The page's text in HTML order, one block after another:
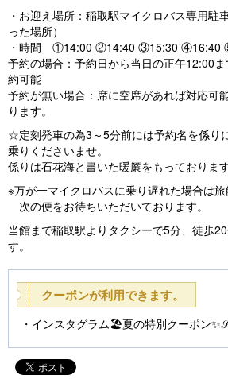
・お迎え場所：稲取駅マイクロバス専用駐
った場所）
・時間 ①14:00 ②14:40 ③15:30 ④16:40
予約の場合：予約日から当日の正午12:00
約可能
予約が無い場合：席に空席があれば対応可
ります。
☆定刻発車の為3～5分前には予約名を係り
乗りくださいませ。
係りは石花海と書いた暖簾をもっております
※万が一マイクロバスに乗り遅れた場合は旅
次の便をお待ちいただいております。
当館まで稲取駅よりタクシーで5分、徒歩
す。
クーポンが利用できます。
インスタグラム🏖️夏の特別クーポン